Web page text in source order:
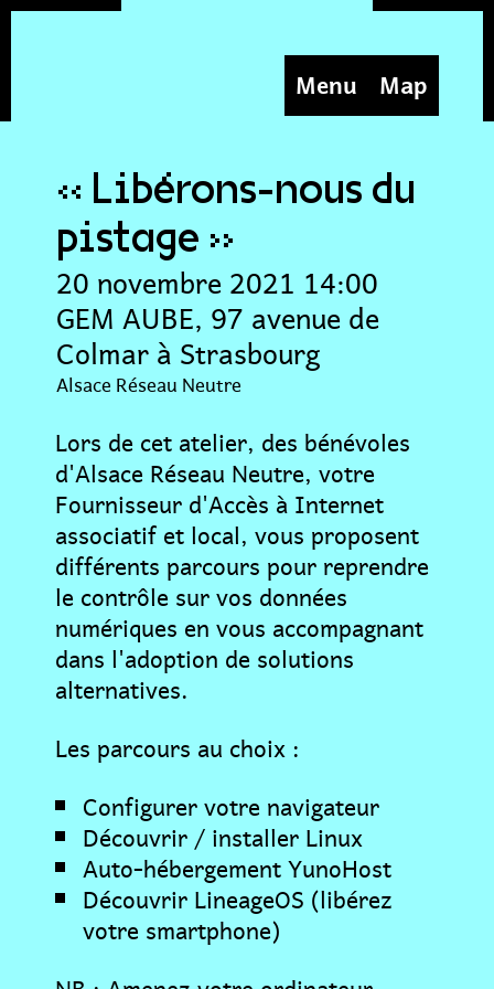
Menu Map
« Libérons-nous du
pistage »
20 novembre 2021 14:00
GEM AUBE, 97 avenue de
Colmar à Strasbourg
Alsace Réseau Neutre
Lors de cet atelier, des bénévoles
d'Alsace Réseau Neutre, votre
Fournisseur d'Accès à Internet
associatif et local, vous proposent
différents parcours pour reprendre
le contrôle sur vos données
numériques en vous accompagnant
dans l'adoption de solutions
alternatives.
Les parcours au choix :
Configurer votre navigateur
Découvrir / installer Linux
Auto-hébergement YunoHost
Découvrir LineageOS (libérez
votre smartphone)